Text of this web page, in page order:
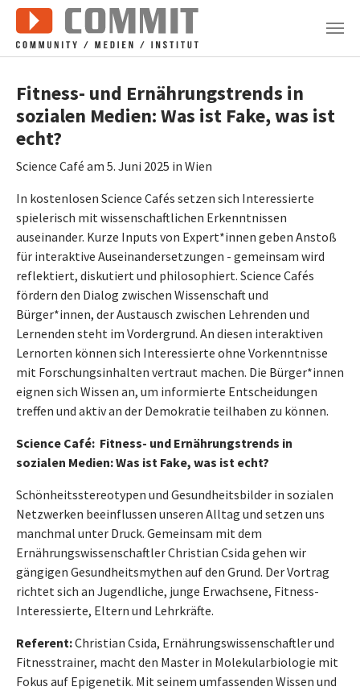
Zum Hauptinhalt springen
Fitness- und Ernährungstrends in
sozialen Medien: Was ist Fake, was ist
echt?
Science Café am 5. Juni 2025 in Wien
In kostenlosen Science Cafés setzen sich Interessierte
spielerisch mit wissenschaftlichen Erkenntnissen
auseinander. Kurze Inputs von Expert*innen geben Anstoß
für interaktive Auseinandersetzungen - gemeinsam wird
reflektiert, diskutiert und philosophiert. Science Cafés
fördern den Dialog zwischen Wissenschaft und
Bürger*innen, der Austausch zwischen Lehrenden und
Lernenden steht im Vordergrund. An diesen interaktiven
Lernorten können sich Interessierte ohne Vorkenntnisse
mit Forschungsinhalten vertraut machen. Die Bürger*innen
eignen sich Wissen an, um informierte Entscheidungen
treffen und aktiv an der Demokratie teilhaben zu können.
Science Café: Fitness- und Ernährungstrends in
sozialen Medien: Was ist Fake, was ist echt?
Schönheitsstereotypen und Gesundheitsbilder in sozialen
Netzwerken beeinflussen unseren Alltag und setzen uns
manchmal unter Druck. Gemeinsam mit dem
Ernährungswissenschaftler Christian Csida gehen wir
gängigen Gesundheitsmythen auf den Grund. Der Vortrag
richtet sich an Jugendliche, junge Erwachsene, Fitness-
Interessierte, Eltern und Lehrkräfte.
Referent:Christian Csida, Ernährungswissenschaftler und
Fitnesstrainer, macht den Master in Molekularbiologie mit
Fokus auf Epigenetik. Mit seinem umfassenden Wissen und